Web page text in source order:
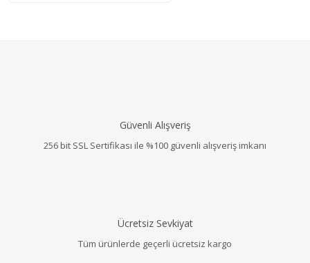
Güvenli Alışveriş
256 bit SSL Sertifikası ile %100 güvenli alışveriş imkanı
Ücretsiz Sevkiyat
Tüm ürünlerde geçerli ücretsiz kargo